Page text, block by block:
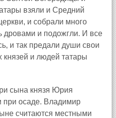
взяли и Средний
и собрали много
дровами и подожгли. И все
и так предали души свои
князей и людей татары
сына князя Юрия
при осаде. Владимир
считаются местными